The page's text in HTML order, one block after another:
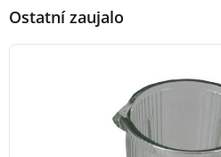
Ostatní zaujalo